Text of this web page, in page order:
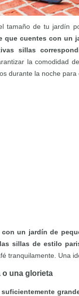
tamaño de tu jardín
que cuentes con un
sillas
la comodidad
durante la noche para
un jardín de
sillas de estilo
tranquilamente. Una
o una glorieta